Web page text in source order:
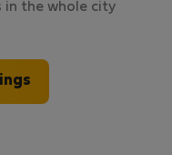
in the whole city